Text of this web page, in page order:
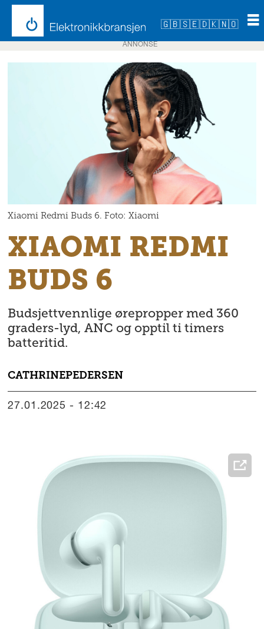
🇬🇧🇸🇪🇩🇰🇳🇴
ANNONSE
Xiaomi Redmi Buds 6. Foto: Xiaomi
XIAOMI REDMI
BUDS 6
Budsjettvennlige ørepropper med 360
graders-lyd, ANC og opptil ti timers
batteritid.
CATHRINEPEDERSEN
27.01.2025 - 12:42